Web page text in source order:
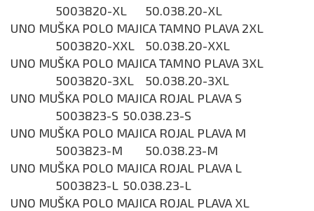
5003820-XL
50.038.20-XL
UNO MUŠKA POLO MAJICA TAMNO PLAVA 2XL
5003820-XXL
50.038.20-XXL
UNO MUŠKA POLO MAJICA TAMNO PLAVA 3XL
5003820-3XL
50.038.20-3XL
UNO MUŠKA POLO MAJICA ROJAL PLAVA S
5003823-S 50.038.23-S
UNO MUŠKA POLO MAJICA ROJAL PLAVA M
5003823-M
50.038.23-M
UNO MUŠKA POLO MAJICA ROJAL PLAVA L
5003823-L 50.038.23-L
UNO MUŠKA POLO MAJICA ROJAL PLAVA XL